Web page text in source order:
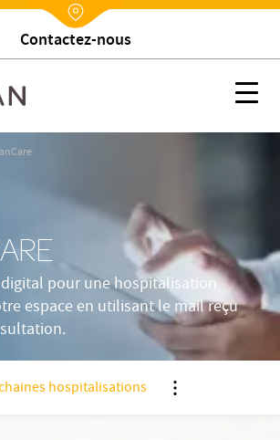
Nx:Annuaire
Contactez-nous
pour une hospitalisation
espace en utilisant le mail reçu
hospitalisations